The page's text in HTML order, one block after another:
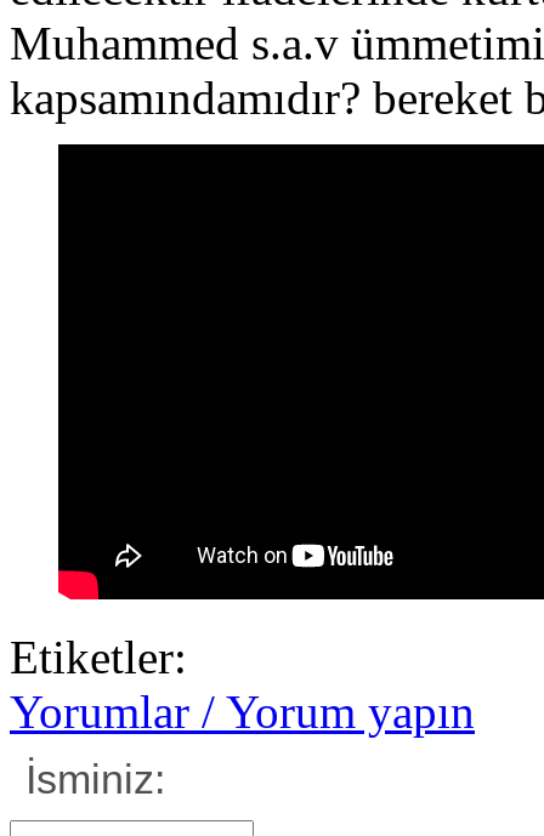
Muhammed s.a.v
kapsamındamıdır? bereket
Etiketler:
Yorumlar / Yorum yapın
İsminiz: